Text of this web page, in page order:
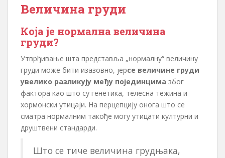
Величина груди
Која је нормална величина
груди?
Утврђивање шта представља „нормалну“ величину
груди може бити изазовно, јерсе величине груди
увелико разликују међу појединцима због
фактора као што су генетика, телесна тежина и
хормонски утицаји. На перцепцију онога што се
сматра нормалним такође могу утицати културни и
друштвени стандарди.
Што се тиче величина грудњака,